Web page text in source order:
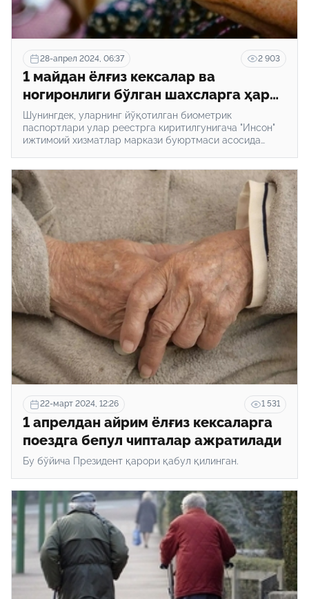
28-апрел 2024, 06:37 2 903
1 майдан ёлғиз кексалар ва
ногиронлиги бўлган шахсларга ҳар
ойда моддий ёрдам берилади
Шунингдек, уларнинг йўқотилган биометрик
паспортлари улар реестрга киритилгунигача "Инсон"
ижтимоий хизматлар маркази буюртмаси асосида
22-март 2024, 12:26 1 531
1 апрелдан айрим ёлғиз кексаларга
поездга бепул чипталар ажратилади
Бу бўйича Президент қарори қабул қилинган.